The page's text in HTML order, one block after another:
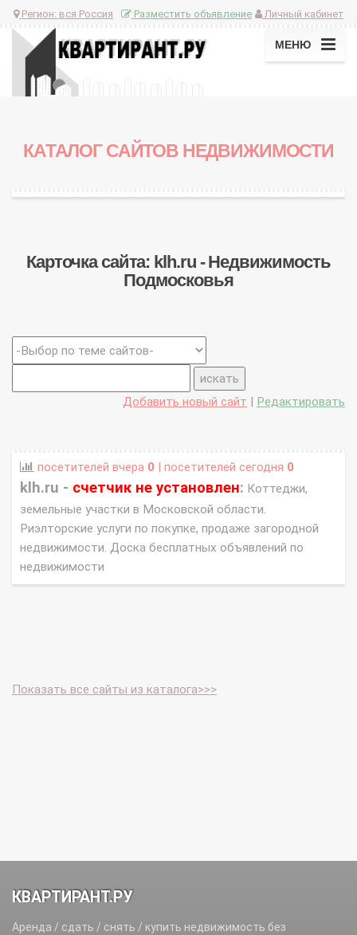
Регион: вся Россия Личный кабинет
Разместить объявление
МЕНЮ
КАТАЛОГ САЙТОВ НЕДВИЖИМОСТИ
Карточка сайта: klh.ru - Недвижимость
Подмосковья
Добавить новый сайт Редактировать
посетителей вчера 0 | посетителей сегодня 0
klh.ru - счетчик не установлен: Коттеджи,
земельные участки в Московской области.
Риэлторские услуги по покупке, продаже загородной
недвижимости. Доска бесплатных объявлений по
недвижимости
Показать все сайты из каталога>>>
КВАРТИРАНТ.РУ
Аренда / сдать / снять / купить недвижимость без